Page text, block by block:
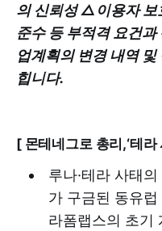
의 신뢰성 △이용자
준수 등 부적격 요건
업계획의 변경 내역
힙니다.
[ 몬테네그로 총리,‘테라
루나·테라 사태
가 구금된 동유
라폼랩스의 초기